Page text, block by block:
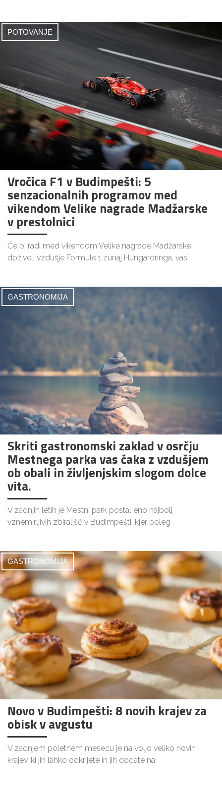
POTOVANJE
Vročica F1 v Budimpešti: 5
senzacionalnih programov med
vikendom Velike nagrade Madžarske
v prestolnici
Če bi radi med vikendom Velike nagrade Madžarske
doživeli vzdušje Formule 1 zunaj Hungaroringa, vas
GASTRONOMIJA
Skriti gastronomski zaklad v osrčju
Mestnega parka vas čaka z vzdušjem
ob obali in življenjskim slogom dolce
vita.
V zadnjih letih je Mestni park postal eno najbolj
vznemirljivih zbirališč v Budimpešti, kjer poleg
GASTRONOMIJA
Novo v Budimpešti: 8 novih krajev za
obisk v avgustu
V zadnjem poletnem mesecu je na voljo veliko novih
krajev, ki jih lahko odkrijete in jih dodate na